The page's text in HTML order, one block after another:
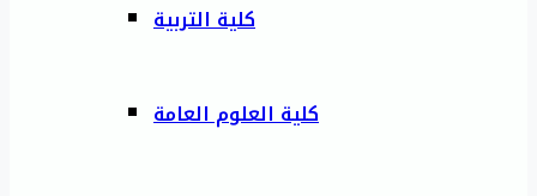
كلية التربية
كلية العلوم العامة